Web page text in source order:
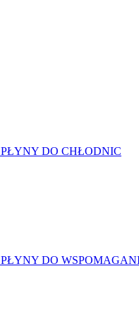
PŁYNY DO CHŁODNIC
PŁYNY DO